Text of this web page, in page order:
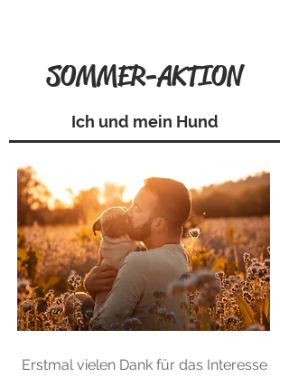
SOMMER-AKTION
Ich und mein Hund
Erstmal vielen Dank für das Interesse